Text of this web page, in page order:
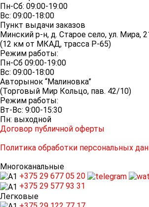
Пн-Сб: 09:00-19:00
Вс: 09:00-18:00
Пункт выдачи заказов
Минский р-н, д. Старое село, ул. Мира,
(12 км от МКАД, трасса P-65)
Режим работы:
Пн-Сб 09:00-19:00
Вс: 09:00-18:00
Авторынок “Малиновка”
(Торговый Мир Кольцо, пав. 42/10)
Режим работы:
Вт-Вс: 9:00-15:30
Пн: выходной
Договор публичной оферты
Политика обработки персональных
Многоканальные
+375 29 677 05 20
+375 29 577 93 31
Легковые